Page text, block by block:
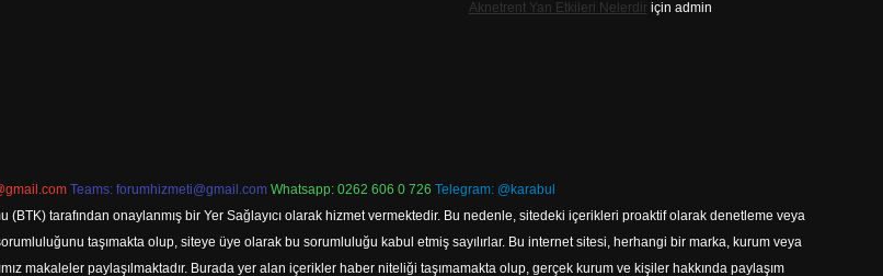
Aknetrent Yan Etkileri Nelerdiriçin admin
Teams: forumhizmeti@gmail.com Whatsapp: 0262 606 0 726 Telegram: @karabul
tarafından onaylanmış bir Yer Sağlayıcı olarak hizmet vermektedir. Bu nedenle, sitedeki içerikleri proaktif olarak denetleme veya
taşımakta olup, siteye üye olarak bu sorumluluğu kabul etmiş sayılırlar. Bu internet sitesi, herhangi bir marka, kurum veya
makaleler paylaşılmaktadır. Burada yer alan içerikler haber niteliği taşımamakta olup, gerçek kurum ve kişiler hakkında paylaşım